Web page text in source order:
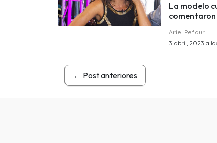
La modelo
comentaron
Ariel Pefaur
3 abril, 2023 a
← Post anteriores